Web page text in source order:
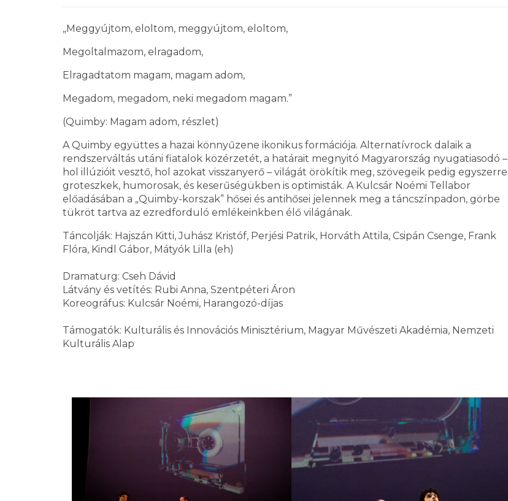
„Meggyújtom, eloltom, meggyújtom, eloltom,
Megoltalmazom, elragadom,
Elragadtatom magam, magam adom,
Megadom, megadom, neki megadom magam.”
(Quimby: Magam adom, részlet)
A Quimby együttes a hazai könnyűzene ikonikus formációja. Alternatívrock dalaik a
rendszerváltás utáni fiatalok közérzetét, a határait megnyitó Magyarország nyugatiasodó –
hol illúzióit vesztő, hol azokat visszanyerő – világát örökítik meg, szövegeik pedig egyszerre
groteszkek, humorosak, és keserűségükben is optimisták. A Kulcsár Noémi Tellabor
előadásában a „Quimby-korszak” hősei és antihősei jelennek meg a táncszínpadon, görbe
tükröt tartva az ezredforduló emlékeinkben élő világának.
Táncolják: Hajszán Kitti, Juhász Kristóf, Perjési Patrik, Horváth Attila, Csipán Csenge, Frank
Flóra, Kindl Gábor, Mátyók Lilla (eh)
Dramaturg: Cseh Dávid
Látvány és vetítés: Rubi Anna, Szentpéteri Áron
Koreográfus: Kulcsár Noémi, Harangozó-díjas
Támogatók: Kulturális és Innovációs Minisztérium, Magyar Művészeti Akadémia, Nemzeti
Kulturális Alap